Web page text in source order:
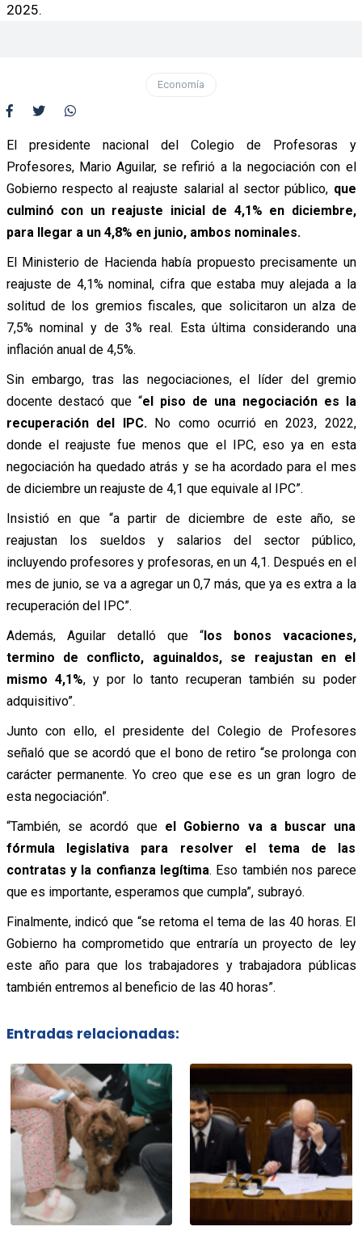
2025.
Economía
El presidente nacional del Colegio de Profesoras y
Profesores, Mario Aguilar, se refirió a la negociación con el
Gobierno respecto al reajuste salarial al sector público, que
culminó con un reajuste inicial de 4,1% en diciembre,
para llegar a un 4,8% en junio, ambos nominales.
El Ministerio de Hacienda había propuesto precisamente un
reajuste de 4,1% nominal, cifra que estaba muy alejada a la
solitud de los gremios fiscales, que solicitaron un alza de
7,5% nominal y de 3% real. Esta última considerando una
inflación anual de 4,5%.
Sin embargo, tras las negociaciones, el líder del gremio
docente destacó que “el piso de una negociación es la
recuperación del IPC. No como ocurrió en 2023, 2022,
donde el reajuste fue menos que el IPC, eso ya en esta
negociación ha quedado atrás y se ha acordado para el mes
de diciembre un reajuste de 4,1 que equivale al IPC”.
Insistió en que “a partir de diciembre de este año, se
reajustan los sueldos y salarios del sector público,
incluyendo profesores y profesoras, en un 4,1. Después en el
mes de junio, se va a agregar un 0,7 más, que ya es extra a la
recuperación del IPC”.
Además, Aguilar detalló que “los bonos vacaciones,
termino de conflicto, aguinaldos, se reajustan en el
mismo 4,1%, y por lo tanto recuperan también su poder
adquisitivo”.
Junto con ello, el presidente del Colegio de Profesores
señaló que se acordó que el bono de retiro “se prolonga con
carácter permanente. Yo creo que ese es un gran logro de
esta negociación”.
“También, se acordó queel Gobierno va a buscar una
fórmula legislativa para resolver el tema de las
contratas y la confianza legítima. Eso también nos parece
que es importante, esperamos que cumpla”, subrayó.
Finalmente, indicó que “se retoma el tema de las 40 horas. El
Gobierno ha comprometido que entraría un proyecto de ley
este año para que los trabajadores y trabajadora públicas
también entremos al beneficio de las 40 horas”.
Entradas relacionadas: